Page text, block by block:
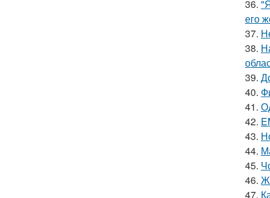
36.
его
37.
38.
39.
40.
41.
42.
43.
44.
45.
46.
47.